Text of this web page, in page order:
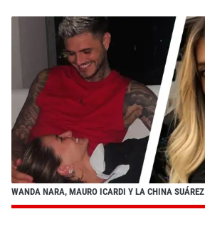
WANDA NARA, MAURO ICARDI Y LA CHINA SUÁREZ